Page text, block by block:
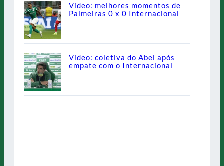
Vídeo: melhores momentos de
Palmeiras 0 x 0 Internacional
Vídeo: coletiva do Abel após
empate com o Internacional